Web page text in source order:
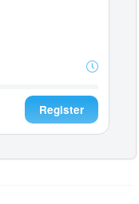
Register